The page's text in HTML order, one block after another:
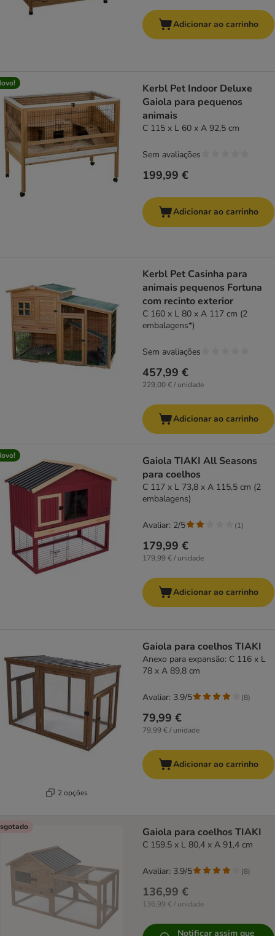
Adicionar ao carrinho
Kerbl Pet Indoor Deluxe
Gaiola para pequenos
animais
C 115 x L 60 x A 92,5 cm
199,99 €
Sem avaliações
Adicionar ao carrinho
Kerbl Pet Casinha para
animais pequenos Fortuna
com recinto exterior
C 160 x L 80 x A 117 cm (2
embalagens*)
457,99 €
229,00 € / unidade
Sem avaliações
Adicionar ao carrinho
Gaiola TIAKI All Seasons
para coelhos
C 117 x L 73,8 x A 115,5 cm (2
embalagens)
179,99 €
179,99 € / unidade
Avaliar: 2/5 (1)
Adicionar ao carrinho
2 opções
Gaiola para coelhos TIAKI
Anexo para expansão: C 116 x L
78 x A 89,8 cm
79,99 €
79,99 € / unidade
Avaliar: 3.9/5 (8)
Adicionar ao carrinho
Gaiola para coelhos TIAKI
C 159,5 x L 80,4 x A 91,4 cm
136,99 €
136,99 € / unidade
Avaliar: 3.9/5 (8)
Notificar assim que